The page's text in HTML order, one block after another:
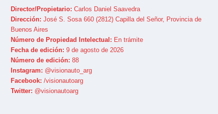
Director/Propietario: Carlos Daniel Saavedra
Dirección: José S. Sosa 660 (2812) Capilla del Señor, Provincia de
Buenos Aires
Número de Propiedad Intelectual: En trámite
Fecha de edición: 9 de agosto de 2026
Número de edición: 88
Instagram: @visionauto_arg
Facebook: /visionautoarg
Twitter: @visionautoarg